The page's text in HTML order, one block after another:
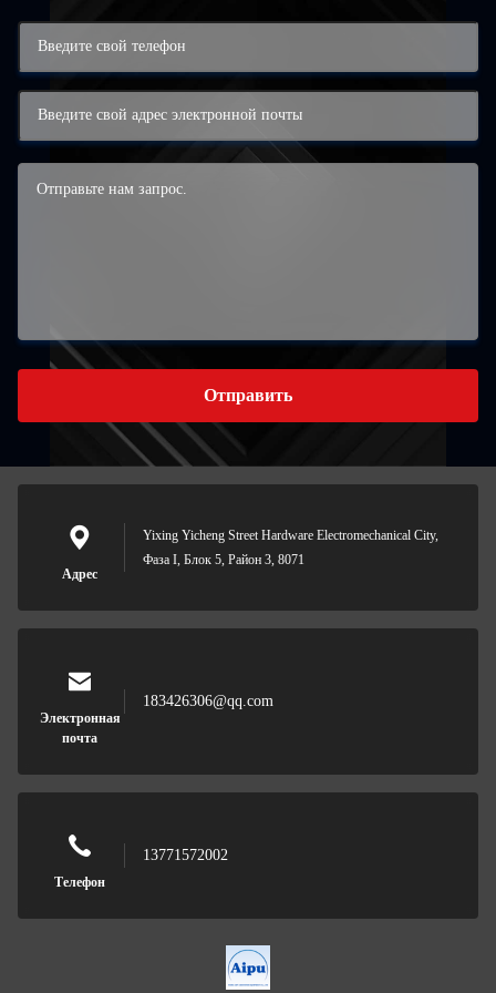
Отправить
Адрес
Yixing Yicheng Street Hardware Electromechanical City,
Фаза I, Блок 5, Район 3, 8071
Электронная
почта
183426306@qq.com
Телефон
13771572002